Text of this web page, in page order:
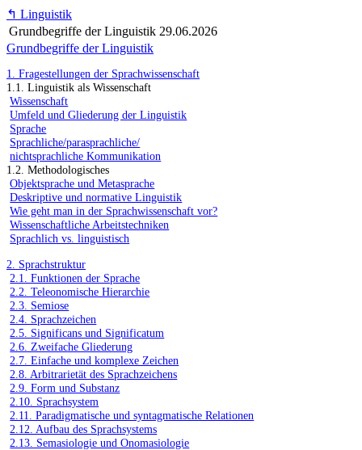
↰ Linguistik
Grundbegriffe der Linguistik 29.06.2026
Grundbegriffe der Linguistik
1. Fragestellungen der Sprachwissenschaft
1.1. Linguistik als Wissenschaft
Wissenschaft
Umfeld und Gliederung der Linguistik
Sprache
Sprachliche/parasprachliche/
nichtsprachliche Kommunikation
1.2. Methodologisches
Objektsprache und Metasprache
Deskriptive und normative Linguistik
Wie geht man in der Sprachwissenschaft vor?
Wissenschaftliche Arbeitstechniken
Sprachlich vs. linguistisch
2. Sprachstruktur
2.1. Funktionen der Sprache
2.2. Teleonomische Hierarchie
2.3. Semiose
2.4. Sprachzeichen
2.5. Significans und Significatum
2.6. Zweifache Gliederung
2.7. Einfache und komplexe Zeichen
2.8. Arbitrarietät des Sprachzeichens
2.9. Form und Substanz
2.10. Sprachsystem
2.11. Paradigmatische und syntagmatische Relationen
2.12. Aufbau des Sprachsystems
2.13. Semasiologie und Onomasiologie